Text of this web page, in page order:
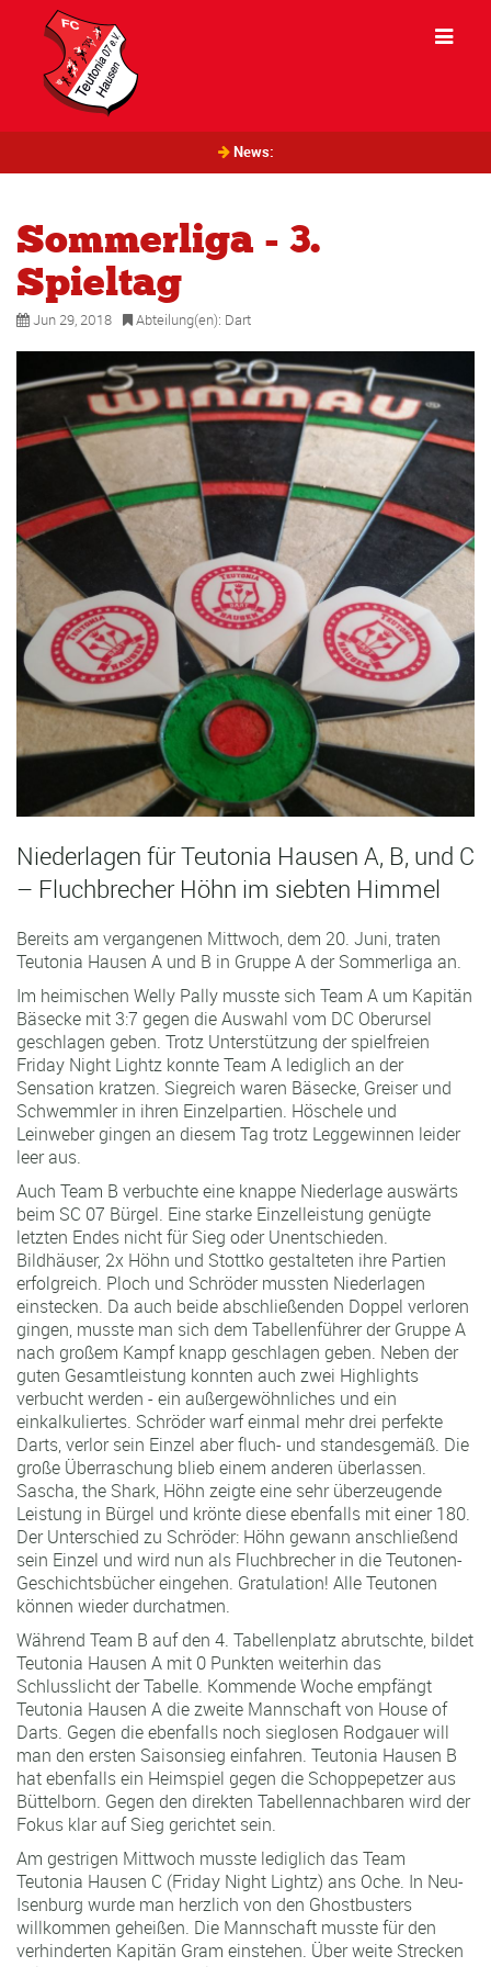
News:
Sommerliga - 3.
Spieltag
Jun 29, 2018 Abteilung(en): Dart
Niederlagen für Teutonia Hausen A, B, und C
– Fluchbrecher Höhn im siebten Himmel
Bereits am vergangenen Mittwoch, dem 20. Juni, traten
Teutonia Hausen A und B in Gruppe A der Sommerliga an.
Im heimischen Welly Pally musste sich Team A um Kapitän
Bäsecke mit 3:7 gegen die Auswahl vom DC Oberursel
geschlagen geben. Trotz Unterstützung der spielfreien
Friday Night Lightz konnte Team A lediglich an der
Sensation kratzen. Siegreich waren Bäsecke, Greiser und
Schwemmler in ihren Einzelpartien. Höschele und
Leinweber gingen an diesem Tag trotz Leggewinnen leider
leer aus.
Auch Team B verbuchte eine knappe Niederlage auswärts
beim SC 07 Bürgel. Eine starke Einzelleistung genügte
letzten Endes nicht für Sieg oder Unentschieden.
Bildhäuser, 2x Höhn und Stottko gestalteten ihre Partien
erfolgreich. Ploch und Schröder mussten Niederlagen
einstecken. Da auch beide abschließenden Doppel verloren
gingen, musste man sich dem Tabellenführer der Gruppe A
nach großem Kampf knapp geschlagen geben. Neben der
guten Gesamtleistung konnten auch zwei Highlights
verbucht werden - ein außergewöhnliches und ein
einkalkuliertes. Schröder warf einmal mehr drei perfekte
Darts, verlor sein Einzel aber fluch- und standesgemäß. Die
große Überraschung blieb einem anderen überlassen.
Sascha, the Shark, Höhn zeigte eine sehr überzeugende
Leistung in Bürgel und krönte diese ebenfalls mit einer 180.
Der Unterschied zu Schröder: Höhn gewann anschließend
sein Einzel und wird nun als Fluchbrecher in die Teutonen-
Geschichtsbücher eingehen. Gratulation! Alle Teutonen
können wieder durchatmen.
Während Team B auf den 4. Tabellenplatz abrutschte, bildet
Teutonia Hausen A mit 0 Punkten weiterhin das
Schlusslicht der Tabelle. Kommende Woche empfängt
Teutonia Hausen A die zweite Mannschaft von House of
Darts. Gegen die ebenfalls noch sieglosen Rodgauer will
man den ersten Saisonsieg einfahren. Teutonia Hausen B
hat ebenfalls ein Heimspiel gegen die Schoppepetzer aus
Büttelborn. Gegen den direkten Tabellennachbaren wird der
Fokus klar auf Sieg gerichtet sein.
Am gestrigen Mittwoch musste lediglich das Team
Teutonia Hausen C (Friday Night Lightz) ans Oche. In Neu-
Isenburg wurde man herzlich von den Ghostbusters
willkommen geheißen. Die Mannschaft musste für den
verhinderten Kapitän Gram einstehen. Über weite Strecken